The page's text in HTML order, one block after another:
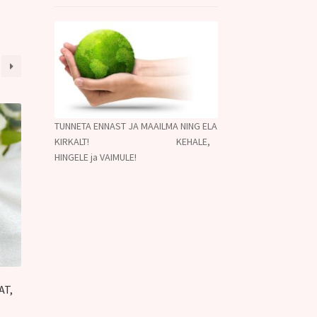
TUNNETA ENNAST JA MAAILMA NING ELA
KIRKALT! KEHALE,
HINGELE ja VAIMULE!